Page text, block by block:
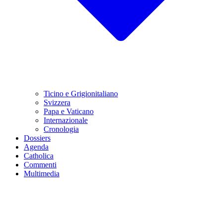
Ticino e Grigionitaliano
Svizzera
Papa e Vaticano
Internazionale
Cronologia
Dossiers
Agenda
Catholica
Commenti
Multimedia